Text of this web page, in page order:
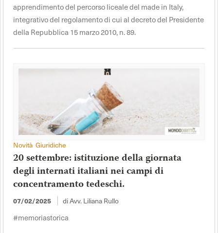
apprendimento del percorso liceale del made in Italy,
integrativo del regolamento di cui al decreto del Presidente
della Repubblica 15 marzo 2010, n. 89.
Novità Giuridiche
20 settembre: istituzione della giornata
degli internati italiani nei campi di
concentramento tedeschi.
07/02/2025 di Avv. Liliana Rullo
#memoriastorica